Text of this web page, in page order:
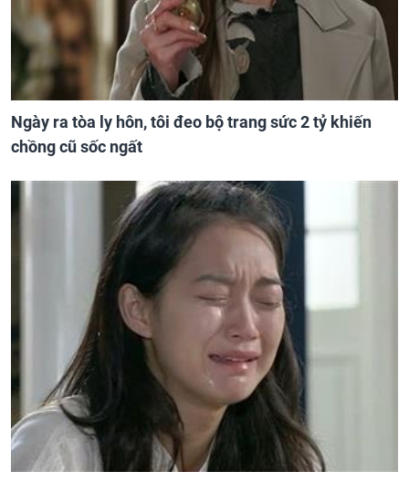
Ngày ra tòa ly hôn, tôi đeo bộ trang sức 2 tỷ khiến
chồng cũ sốc ngất